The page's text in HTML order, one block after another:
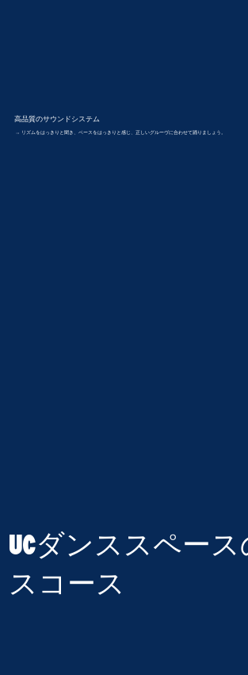
高品質のサウンドシステム
→ リズムをはっきりと聞き、ベースをはっきりと感じ、正しいグルーヴに合わせて踊りましょう。
UCダンススペー
スコース